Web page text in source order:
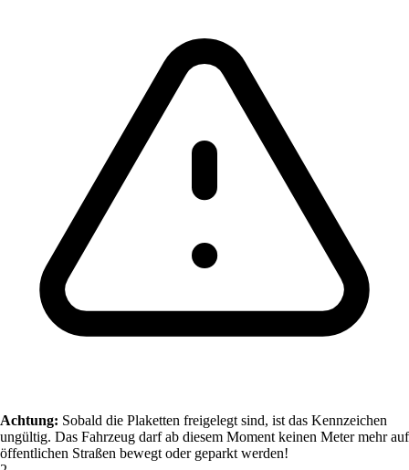
Achtung: Sobald die Plaketten freigelegt sind, ist das Kennzeichen
ungültig. Das Fahrzeug darf ab diesem Moment keinen Meter mehr auf
öffentlichen Straßen bewegt oder geparkt werden!